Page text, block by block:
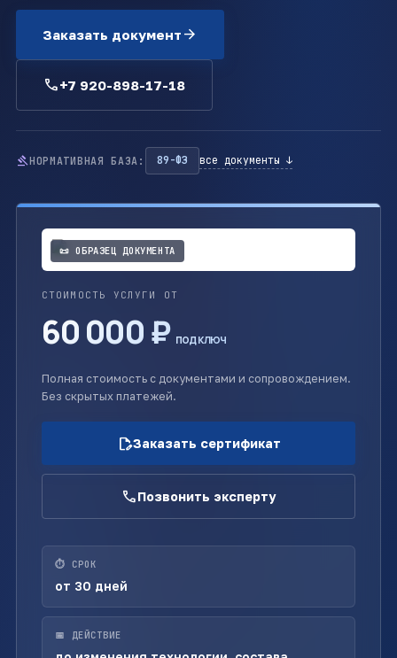
Заказать документ arrow_forward
call+7 920-898-17-18
gavelНОРМАТИВНАЯ БАЗА: 89-ФЗ все документы ↓
📜 ОБРАЗЕЦ ДОКУМЕНТА
СТОИМОСТЬ УСЛУГИ ОТ
60 000 ₽ под ключ
Полная стоимость с документами и сопровождением.
Без скрытых платежей.
edit_documentЗаказать сертификат
callПозвонить эксперту
⏱ СРОК
от 30 дней
📅 ДЕЙСТВИЕ